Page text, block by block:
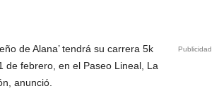
Publicidad
de Alana’ tendrá su carrera 5k
de febrero, en el Paseo Lineal, La
anunció.